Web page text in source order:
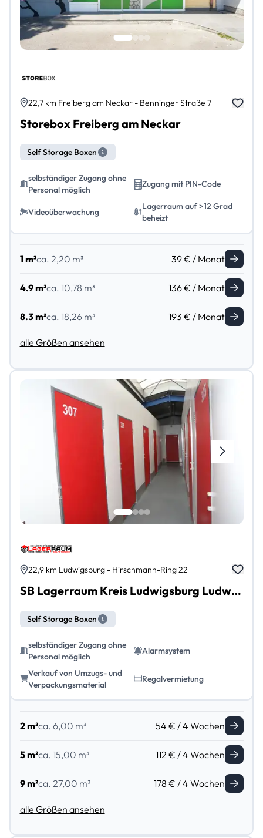
22,7 km Freiberg am Neckar - Benninger Straße 7
Storebox Freiberg am Neckar
Self Storage Boxen
selbständiger Zugang ohne
Personal möglich
Zugang mit PIN-Code
Videoüberwachung
Lagerraum auf >12 Grad
beheizt
1 m²ca. 2,20 m³ 39 € / Monat
4.9 m²ca. 10,78 m³ 136 € / Monat
8.3 m²ca. 18,26 m³ 193 € / Monat
alle Größen ansehen
22,9 km Ludwigsburg - Hirschmann-Ring 22
SB Lagerraum Kreis Ludwigsburg Ludwigsburg Benningen am Neckar
Self Storage Boxen
selbständiger Zugang ohne
Personal möglich
Alarmsystem
Verkauf von Umzugs- und
Verpackungsmaterial
Regalvermietung
2 m²ca. 6,00 m³ 54 € / 4 Wochen
5 m²ca. 15,00 m³ 112 € / 4 Wochen
9 m²ca. 27,00 m³ 178 € / 4 Wochen
alle Größen ansehen